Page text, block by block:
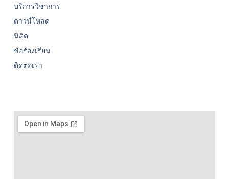
บริการวิชาการ
ดาวน์โหลด
นิสิต
ข้อร้องเรียน
ติดต่อเรา